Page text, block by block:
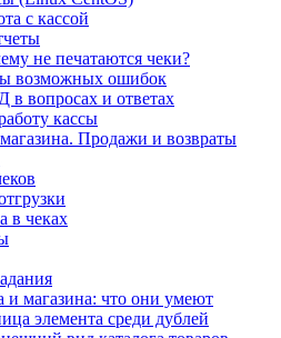
с кассой
не печатаются чеки?
возможных ошибок
вопросах и ответах
кассы
Продажи и возвраты
в чеках
и магазина: что они умеют
элемента среди дублей